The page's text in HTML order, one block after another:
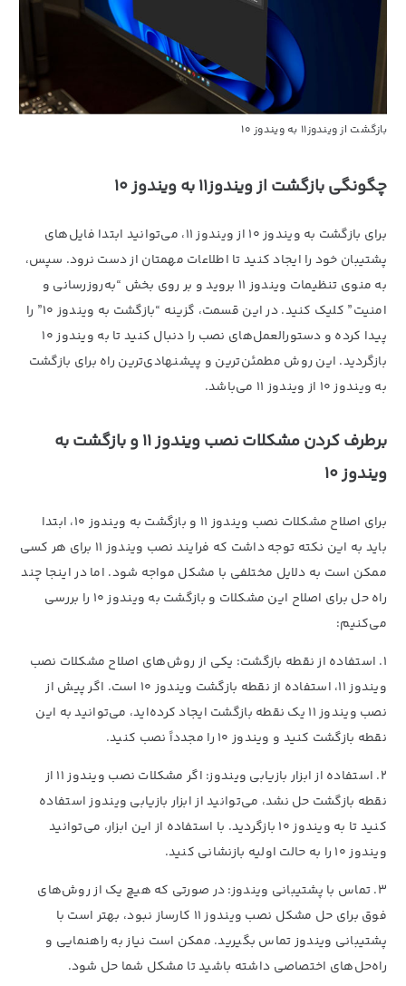
بازگشت از ویندوز11 به ویندوز 10
چگونگی بازگشت از ویندوز11 به ویندوز 10
برای بازگشت به ویندوز 10 از ویندوز 11، می‌توانید ابتدا فایل‌های
پشتیبان خود را ایجاد کنید تا اطلاعات مهمتان از دست نرود. سپس،
به منوی تنظیمات ویندوز 11 بروید و بر روی بخش “به‌روزرسانی و
امنیت” کلیک کنید. در این قسمت، گزینه “بازگشت به ویندوز 10” را
پیدا کرده و دستورالعمل‌های نصب را دنبال کنید تا به ویندوز 10
بازگردید. این روش مطمئن‌ترین و پیشنهادی‌ترین راه برای بازگشت
به ویندوز 10 از ویندوز 11 می‌باشد.
برطرف کردن مشکلات نصب ویندوز 11 و بازگشت به
ویندوز 10
برای اصلاح مشکلات نصب ویندوز 11 و بازگشت به ویندوز 10، ابتدا
باید به این نکته توجه داشت که فرایند نصب ویندوز 11 برای هر کسی
ممکن است به دلایل مختلفی با مشکل مواجه شود. اما در اینجا چند
راه حل برای اصلاح این مشکلات و بازگشت به ویندوز 10 را بررسی
می‌کنیم:
1. استفاده از نقطه بازگشت:
یکی از روش‌های اصلاح مشکلات نصب
ویندوز 11، استفاده از نقطه بازگشت ویندوز 10 است. اگر پیش از
نصب ویندوز 11 یک نقطه بازگشت ایجاد کرده‌اید، می‌توانید به این
نقطه بازگشت کنید و ویندوز 10 را مجدداً نصب کنید.
2. استفاده از ابزار بازیابی ویندوز:
اگر مشکلات نصب ویندوز 11 از
نقطه بازگشت حل نشد، می‌توانید از ابزار بازیابی ویندوز استفاده
کنید تا به ویندوز 10 بازگردید. با استفاده از این ابزار، می‌توانید
ویندوز 10 را به حالت اولیه بازنشانی کنید.
3. تماس با پشتیبانی ویندوز:
در صورتی که هیچ یک از روش‌های
فوق برای حل مشکل نصب ویندوز 11 کارساز نبود، بهتر است با
پشتیبانی ویندوز تماس بگیرید. ممکن است نیاز به راهنمایی و
راه‌حل‌های اختصاصی داشته باشید تا مشکل شما حل شود.